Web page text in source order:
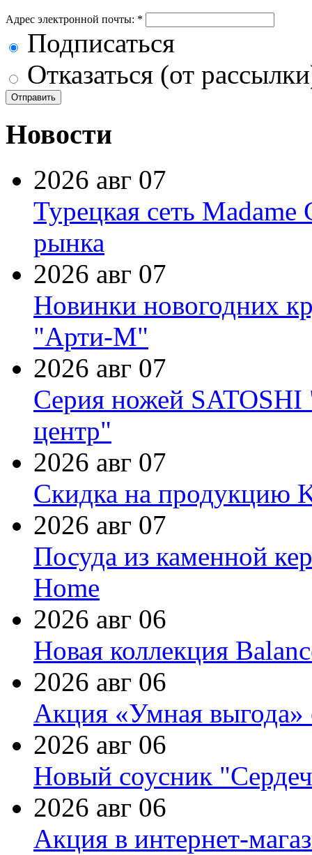
Адрес электронной почты: *
Подписаться
Отказаться (от
Новости
2026 авг 07
Турецкая сеть Madame
рынка
2026 авг 07
Новинки новогодних
"Арти-М"
2026 авг 07
Серия ножей
центр"
2026 авг 07
Скидка на продукцию
2026 авг 07
Посуда из каменной
Home
2026 авг 06
Новая коллекция
2026 авг 06
Акция «Умная выгода»
2026 авг 06
Новый соусник
2026 авг 06
Акция в интернет-